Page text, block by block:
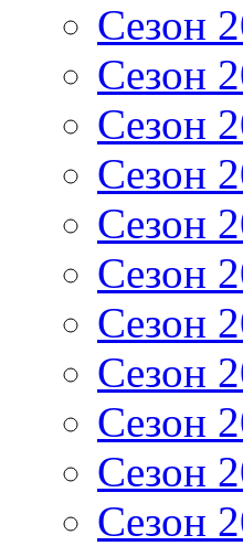
Сезон
Сезон
Сезон
Сезон
Сезон
Сезон
Сезон
Сезон
Сезон
Сезон
Сезон